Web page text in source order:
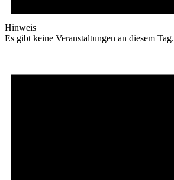
Hinweis
Es gibt keine Veranstaltungen an diesem Tag.